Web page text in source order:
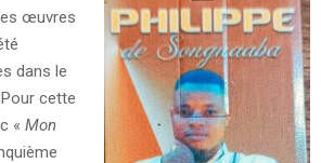
œuvres
dans le
cette
« Mon